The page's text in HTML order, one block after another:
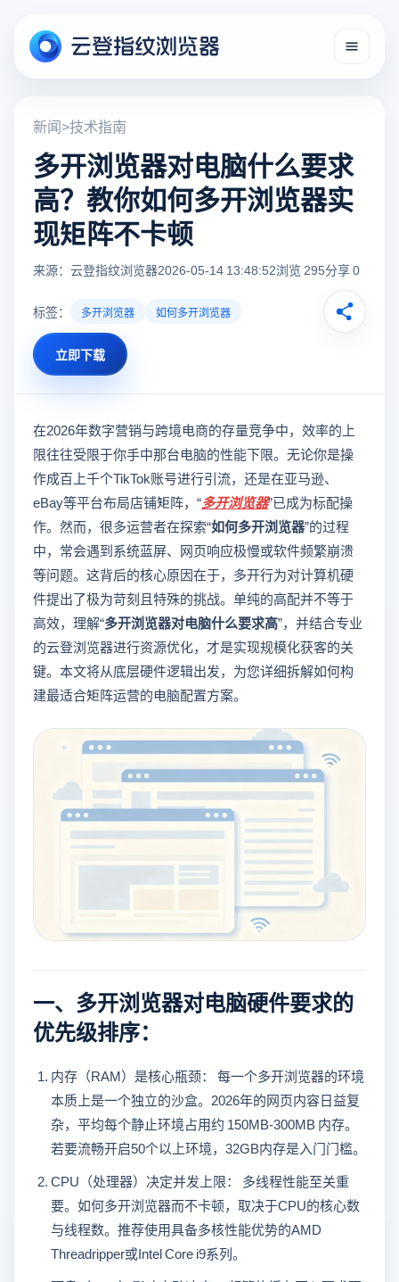
新闻>技术指南
多开浏览器对电脑什么要求
高？教你如何多开浏览器实
现矩阵不卡顿
来源：云登指纹浏览器2026-05-14 13:48:52浏览 295分享 0
标签： 多开浏览器 如何多开浏览器
立即下载
在2026年数字营销与跨境电商的存量竞争中，效率的上
限往往受限于你手中那台电脑的性能下限。无论你是操
作成百上千个TikTok账号进行引流，还是在亚马逊、
eBay等平台布局店铺矩阵，“多开浏览器”已成为标配操
作。然而，很多运营者在探索“如何多开浏览器”的过程
中，常会遇到系统蓝屏、网页响应极慢或软件频繁崩溃
等问题。这背后的核心原因在于，多开行为对计算机硬
件提出了极为苛刻且特殊的挑战。单纯的高配并不等于
高效，理解“多开浏览器对电脑什么要求高”，并结合专业
的云登浏览器进行资源优化，才是实现规模化获客的关
键。本文将从底层硬件逻辑出发，为您详细拆解如何构
建最适合矩阵运营的电脑配置方案。
一、多开浏览器对电脑硬件要求的
优先级排序：
内存（RAM）是核心瓶颈： 每一个多开浏览器的环境
本质上是一个独立的沙盒。2026年的网页内容日益复
杂，平均每个静止环境占用约 150MB-300MB 内存。
若要流畅开启50个以上环境，32GB内存是入门门槛。
CPU（处理器）决定并发上限： 多线程性能至关重
要。如何多开浏览器而不卡顿，取决于CPU的核心数
与线程数。推荐使用具备多核性能优势的AMD
Threadripper或Intel Core i9系列。